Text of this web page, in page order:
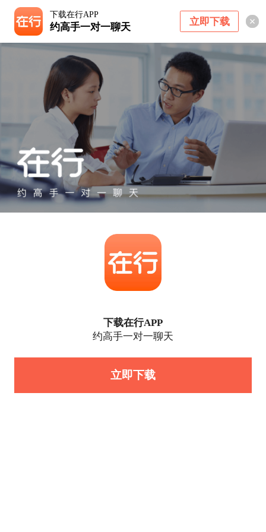
下载在行APP
约高手一对一聊天 立即下载
下载在行APP
约高手一对一聊天
立即下载